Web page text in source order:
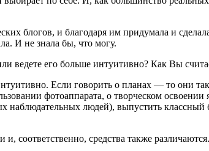
блогов, и благодаря им придумала и
И не знала бы, что могу.
ведете его больше интуитивно? Как Вы
Если говорить о планах — то они
фотоаппарата, о творческом
наблюдательных людей), выпустить
соответственно, средства также различаются.